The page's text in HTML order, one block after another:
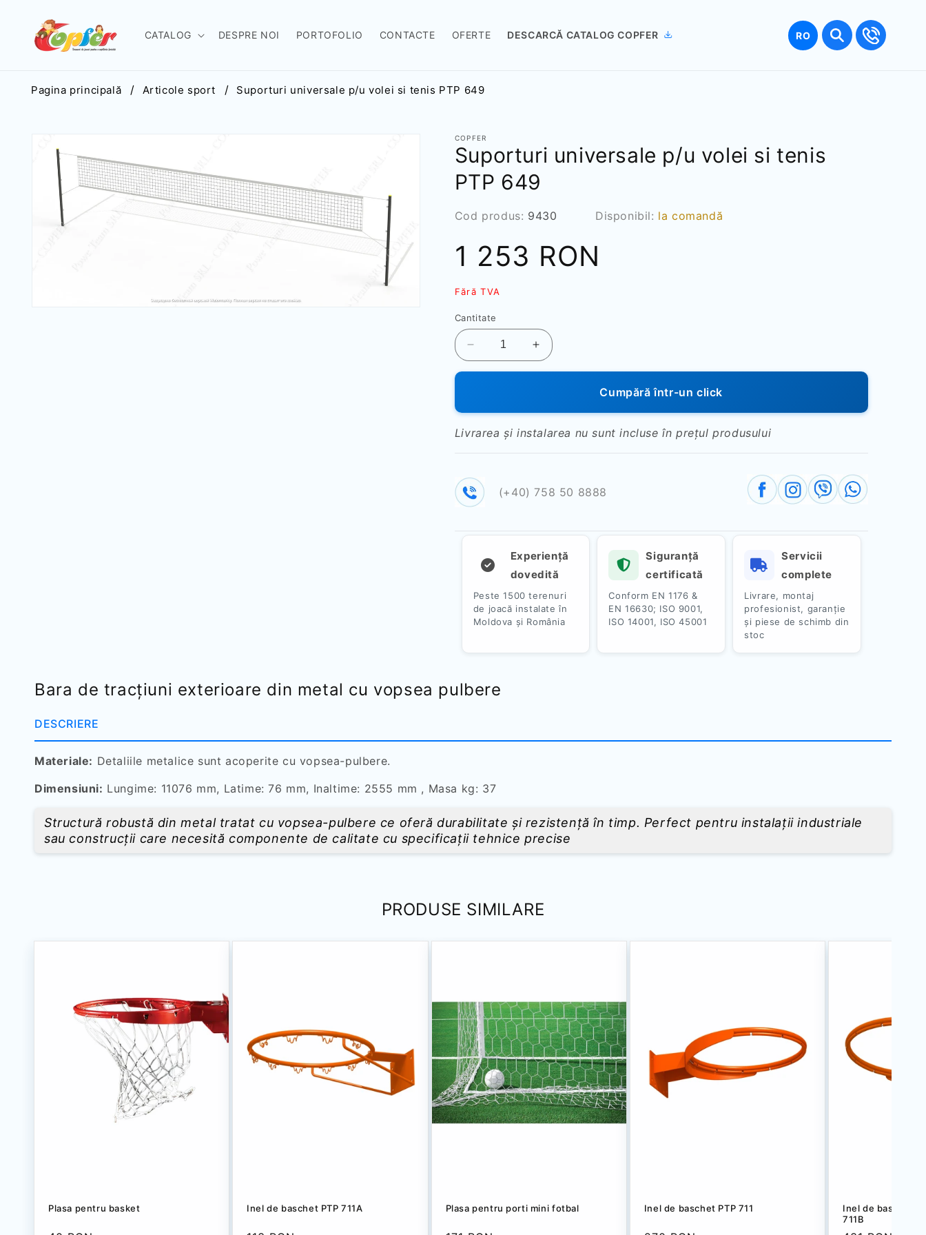
conținut
CATALOG DESPRE NOI PORTOFOLIO CONTACTE OFERTE DESCARCĂ CATALOG COPFER Limbă
RO
Pagina principală Articole sport Suporturi universale p/u volei si tenis PTP 649
despre
produs
COPFER
Suporturi universale p/u volei si tenis
PTP 649
SKU:
Cod produs: 9430 Disponibil: la comandă
Preț
redus
1 253 RON
Fără TVA
Cantitate
Reduceți
cantitatea
volei
PTP
649
Creșteți
cantitatea
volei
649
Cumpără într-un click
Livrarea și instalarea nu sunt incluse în prețul produsului
(+40) 758 50 8888
Experiență
dovedită
Peste 1500 terenuri
de joacă instalate în
Moldova și România
Siguranță
certificată
Conform EN 1176 &
EN 16630; ISO 9001,
ISO 14001, ISO 45001
Servicii
complete
Livrare, montaj
profesionist, garanție
și piese de schimb din
stoc
Bara de tracțiuni exterioare din metal cu vopsea pulbere
DESCRIERE
Materiale: Detaliile metalice sunt acoperite cu vopsea-pulbere.
Dimensiuni: Lungime: 11076 mm, Latime: 76 mm, Inaltime: 2555 mm , Masa kg: 37
Structură robustă din metal tratat cu vopsea-pulbere ce oferă durabilitate și rezistență în timp. Perfect pentru instalații industriale
sau construcții care necesită componente de calitate cu specificații tehnice precise
PRODUSE SIMILARE
Plasa pentru basket Inel de baschet PTP 711A Plasa pentru porti mini fotbal Inel de baschet PTP 711
Inel de baschet
711B